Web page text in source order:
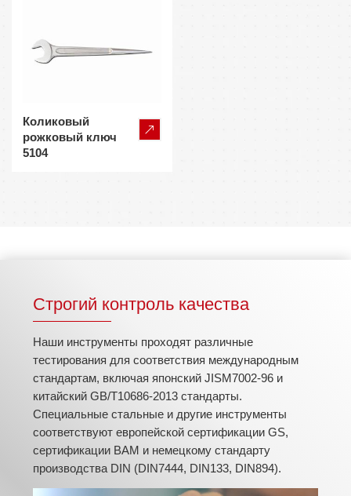
Коликовый
рожковый ключ
5104
Строгий контроль качества
Наши инструменты проходят различные
тестирования для соответствия международным
стандартам, включая японский JISM7002-96 и
китайский GB/T10686-2013 стандарты.
Специальные стальные и другие инструменты
соответствуют европейской сертификации GS,
сертификации BAM и немецкому стандарту
производства DIN (DIN7444, DIN133, DIN894).